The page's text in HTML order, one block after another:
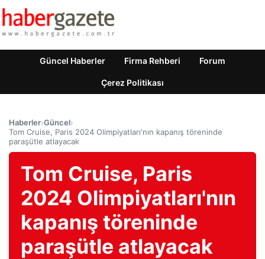
Güncel Haberler Firma Rehberi Forum
Çerez Politikası
Haberler›Güncel›
Tom Cruise, Paris 2024 Olimpiyatları'nın kapanış töreninde
paraşütle atlayacak
Tom Cruise, Paris
2024 Olimpiyatları'nın
kapanış töreninde
paraşütle atlayacak